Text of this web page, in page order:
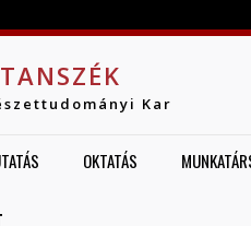
Kar
OKTATÁS